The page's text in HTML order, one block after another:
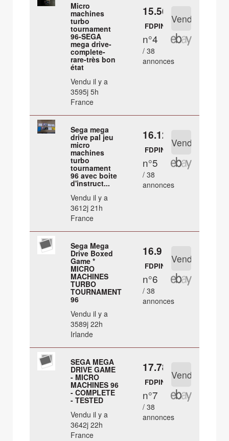
Micro
machines
turbo
tournament
96-SEGA
mega drive-
complete-
rare-très bon
état
Vendu il y a
3595j 5h
France
15.56 €
FDPIN
n°4
/ 38
annonces
Sega mega
drive pal jeu
micro
machines
turbo
tournament
96 avec boite
d'instruct...
Vendu il y a
3612j 21h
France
16.12 €
FDPIN
n°5
/ 38
annonces
Sega Mega
Drive Boxed
Game *
MICRO
MACHINES
TURBO
TOURNAMENT
96
Vendu il y a
3589j 22h
Irlande
16.9 €
FDPIN
n°6
/ 38
annonces
SEGA MEGA
DRIVE GAME
- MICRO
MACHINES 96
- COMPLETE
- TESTED
Vendu il y a
3642j 22h
France
17.78 €
FDPIN
n°7
/ 38
annonces